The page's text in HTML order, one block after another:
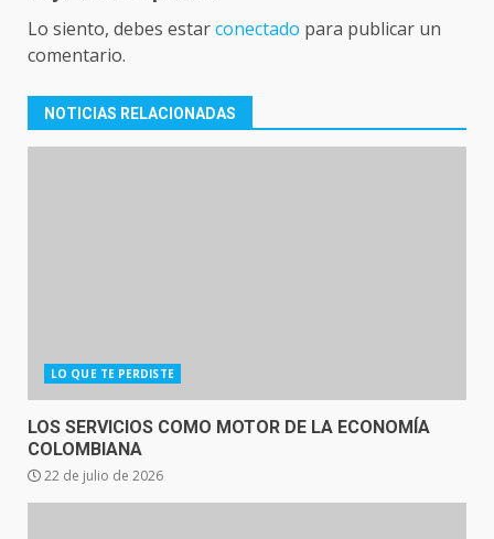
Lo siento, debes estarconectado para publicar un
comentario.
NOTICIAS RELACIONADAS
LO QUE TE PERDISTE
LOS SERVICIOS COMO MOTOR DE LA ECONOMÍA
COLOMBIANA
22 de julio de 2026